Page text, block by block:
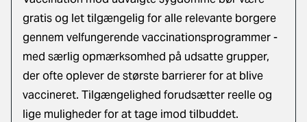
gratis og let tilgængelig for alle relevante borgere
gennem velfungerende vaccinationsprogrammer -
med særlig opmærksomhed på udsatte grupper,
der ofte oplever de største barrierer for at blive
vaccineret. Tilgængelighed forudsætter reelle og
lige muligheder for at tage imod tilbuddet.